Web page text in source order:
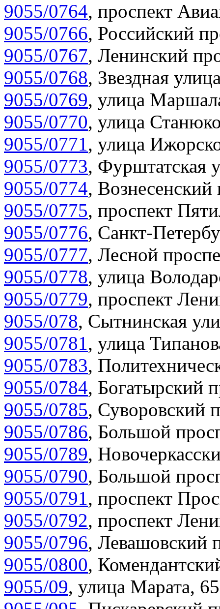
9055/0764, проспект
9055/0766, Российский
9055/0767, Ленинский
9055/0768, Звездная
9055/0769, улица
9055/0770, улица
9055/0771, улица
9055/0773, Фурштатская
9055/0774, Вознесенский
9055/0775, проспект
9055/0776, Санкт-
9055/0777, Лесной
9055/0778, улица
9055/0779, проспект
9055/078, Сытнинская
9055/0781, улица
9055/0783,
9055/0784, Богатырский
9055/0785, Суворовский
9055/0786, Большой
9055/0789,
9055/0790, Большой
9055/0791, проспект
9055/0792, проспект
9055/0796, Левашовский
9055/0800,
9055/09, улица Марата, 65